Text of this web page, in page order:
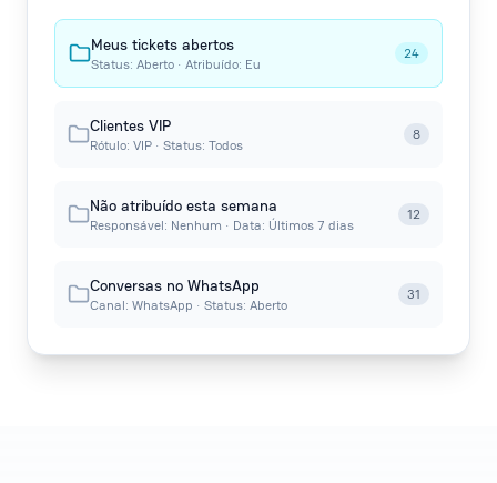
Meus tickets abertos
Status: Aberto · Atribuído: Eu
24
Clientes VIP
Rótulo: VIP · Status: Todos
8
Não atribuído esta semana
Responsável: Nenhum · Data: Últimos 7 dias
12
Conversas no WhatsApp
Canal: WhatsApp · Status: Aberto
31